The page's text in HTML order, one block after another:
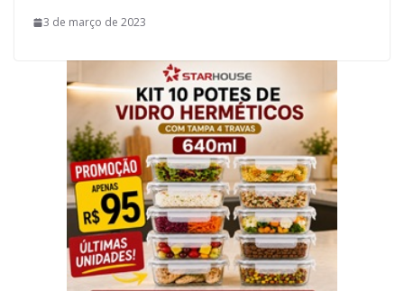
3 de março de 2023